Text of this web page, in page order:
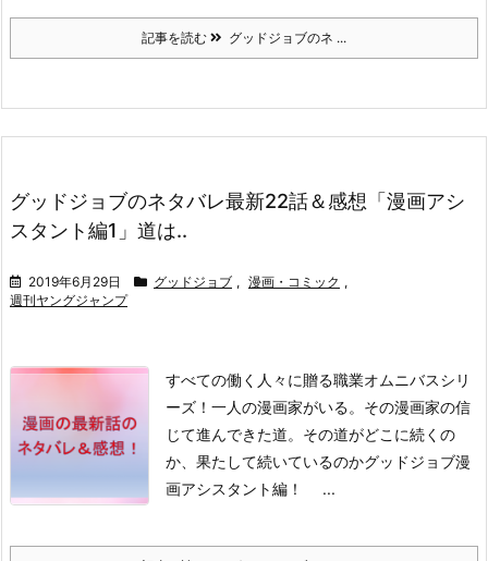
記事を読む グッドジョブのネ ...
グッドジョブのネタバレ最新22話＆感想「漫画アシ
スタント編1」道は..
2019年6月29日 グッドジョブ , 漫画・コミック ,
週刊ヤングジャンプ
すべての働く人々に贈る職業オムニバスシリ
ーズ！ 一人の漫画家がいる。その漫画家の信
じて進んできた道。 その道がどこに続くの
か、果たして続いているのかグッドジョブ漫
画アシスタント編！
...